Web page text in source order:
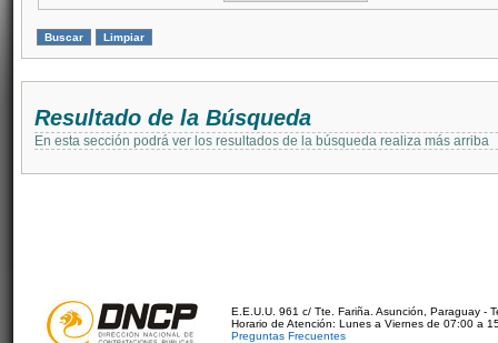
Resultado de la Búsqueda
En esta sección podrá ver los resultados de la búsqueda realiza más arriba
E.E.U.U. 961 c/ Tte. Fariña. Asunción, Paraguay -
Horario de Atención: Lunes a Viernes de 07:00 a
Preguntas Frecuentes